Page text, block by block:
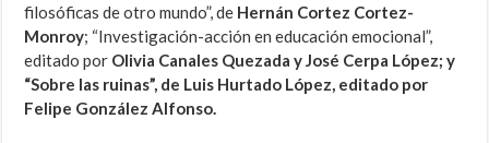
filosóficas de otro mundo”, de Hernán Cortez Cortez-
Monroy; “Investigación-acción en educación emocional”,
editado por Olivia Canales Quezada y José Cerpa López; y
“Sobre las ruinas”, de Luis Hurtado López, editado por
Felipe González Alfonso.